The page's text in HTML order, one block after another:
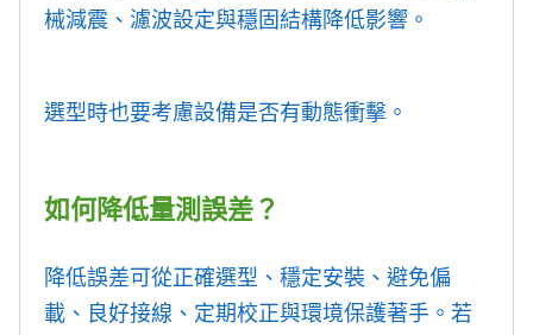
械減震、濾波設定與穩固結構降低影響。
選型時也要考慮設備是否有動態衝擊。
如何降低量測誤差？
降低誤差可從正確選型、穩定安裝、避免偏
載、良好接線、定期校正與環境保護著手。若